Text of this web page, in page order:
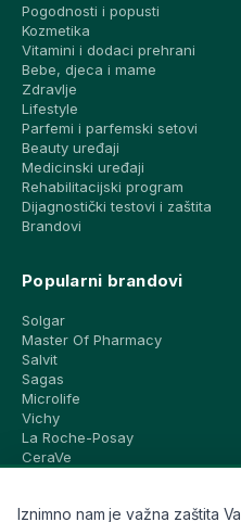
Pogodnosti i popusti
Kozmetika
Vitamini i dodaci prehrani
Bebe, djeca i mame
Zdravlje
Lifestyle
Parfemi i parfemski setovi
Beauty uređaji
Medicinski uređaji
Rehabilitacijski program
Dijagnostički testovi i zaštita
Brandovi
Popularni brandovi
Solgar
Master Of Pharmacy
Salvit
Sagas
Microlife
Vichy
La Roche-Posay
CeraVe
Bioderma
Iznimno nam je važna zaštita